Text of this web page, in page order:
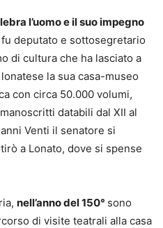
l’uomo e il suo impegno
fu deputato e sottosegretario
di cultura che ha lasciato a
la sua casa-museo
con circa 50.000 volumi,
databili dal XII al
Venti il senatore si
a Lonato, dove si spense
nell’anno del 150° sono
di visite teatrali alla casa